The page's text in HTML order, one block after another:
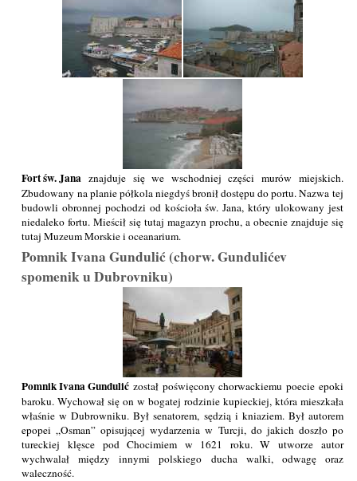
Fort św. Jana znajduje się we wschodniej części murów miejskich.
Zbudowany na planie półkola niegdyś bronił dostępu do portu. Nazwa tej
budowli obronnej pochodzi od kościoła św. Jana, który ulokowany jest
niedaleko fortu. Mieścił się tutaj magazyn prochu, a obecnie znajduje się
tutaj Muzeum Morskie i oceanarium.
Pomnik Ivana Gundulić (chorw. Gundulićev
spomenik u Dubrovniku)
Pomnik Ivana Gundulić został poświęcony chorwackiemu poecie epoki
baroku. Wychował się on w bogatej rodzinie kupieckiej, która mieszkała
właśnie w Dubrowniku. Był senatorem, sędzią i kniaziem. Był autorem
epopei „Osman” opisującej wydarzenia w Turcji, do jakich doszło po
tureckiej klęsce pod Chocimiem w 1621 roku. W utworze autor
wychwalał między innymi polskiego ducha walki, odwagę oraz
waleczność.